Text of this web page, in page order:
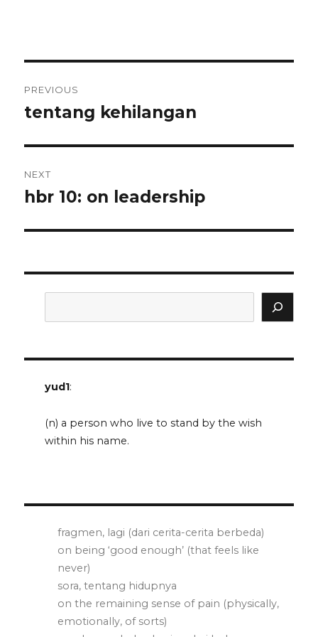
navigation
PREVIOUS
Previous
tentang kehilangan
NEXT
Next
hbr 10: on leadership
yud1:
(n) a person who live to stand by the wish
within his name.
fragmen, lagi (dari cerita-cerita berbeda)
on being ‘good enough’ (that feels like
never)
sora, tentang hidupnya
on the remaining sense of pain (physically,
emotionally, of sorts)